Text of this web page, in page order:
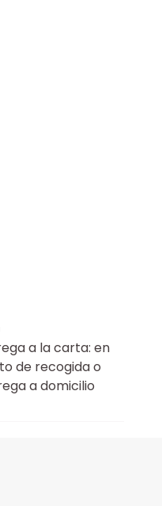
a la carta: en
de recogida o
a domicilio